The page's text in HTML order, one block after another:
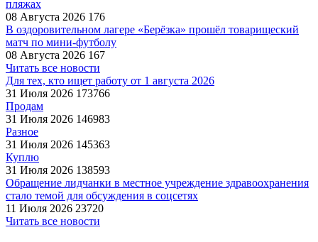
пляжах
08 Августа 2026 176
В оздоровительном лагере «Берёзка» прошёл товарищеский
матч по мини-футболу
08 Августа 2026 167
Читать все новости
Для тех, кто ищет работу от 1 августа 2026
31 Июля 2026 173766
Продам
31 Июля 2026 146983
Разное
31 Июля 2026 145363
Куплю
31 Июля 2026 138593
Обращение лидчанки в местное учреждение здравоохранения
стало темой для обсуждения в соцсетях
11 Июля 2026 23720
Читать все новости